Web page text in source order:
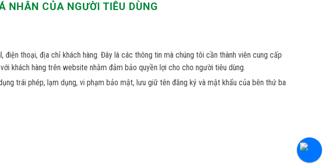
NHÂN CỦA NGƯỜI TIÊU DÙNG
thoại, địa chỉ khách hàng. Đây là các thông tin mà chúng tôi cần thành viên cung cấp
khách hàng trên website nhằm đảm bảo quyền lợi cho cho người tiêu dùng.
trái phép, lạm dụng, vi phạm bảo mật, lưu giữ tên đăng ký và mật khẩu của bên thứ ba